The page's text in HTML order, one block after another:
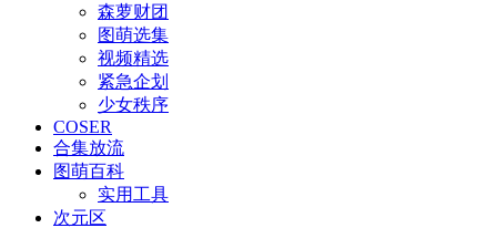
森萝财团
图萌选集
视频精选
紧急企划
少女秩序
COSER
合集放流
图萌百科
实用工具
次元区